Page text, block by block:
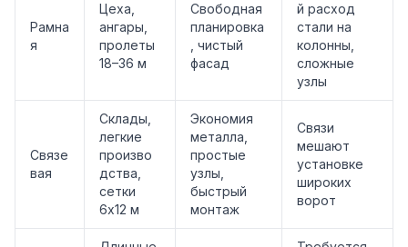
Рамна
я
Цеха,
ангары,
пролеты
18–36 м
Свободная
планировка
, чистый
фасад
й расход
стали на
колонны,
сложные
узлы
Связе
вая
Склады,
легкие
произво
дства,
сетки
6х12 м
Экономия
металла,
простые
узлы,
быстрый
монтаж
Связи
мешают
установке
широких
ворот